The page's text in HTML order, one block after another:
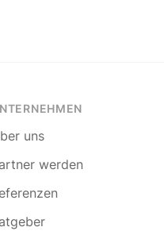
uns
werden